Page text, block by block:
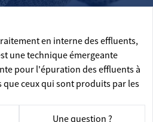
en interne des effluents,
une technique émergeante
pour l'épuration des effluents à
ceux qui sont produits par les
Une question ?